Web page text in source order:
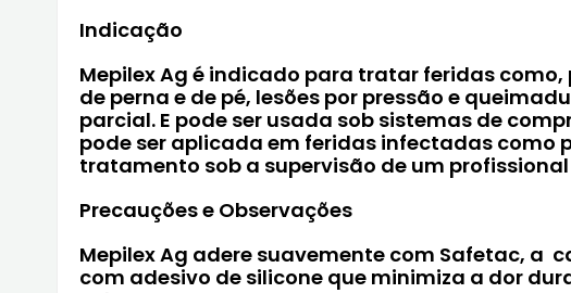
Indicação
Mepilex Ag é indicado para tratar feridas como,
de perna e de pé, lesões por pressão e
parcial. E pode ser usada sob sistemas de
pode ser aplicada em feridas infectadas como
tratamento sob a supervisão de um
Precauções e Observações
Mepilex Ag adere suavemente com Safetac, a
com adesivo de silicone que minimiza a dor